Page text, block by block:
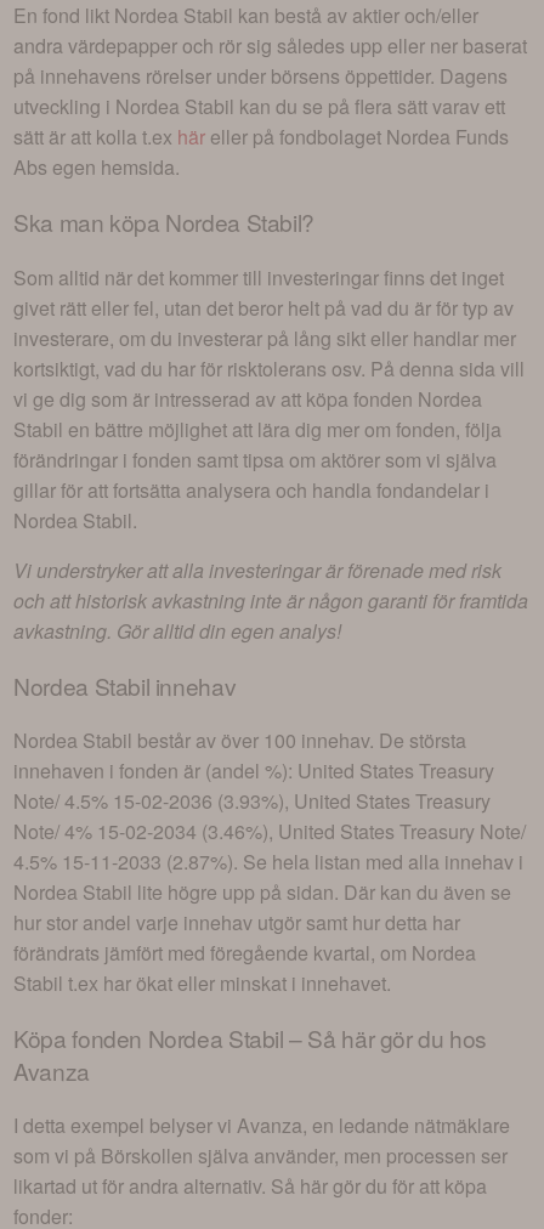
En fond likt Nordea Stabil kan bestå av aktier och/eller
andra värdepapper och rör sig således upp eller ner baserat
på innehavens rörelser under börsens öppettider. Dagens
utveckling i Nordea Stabil kan du se på flera sätt varav ett
sätt är att kolla t.ex här eller på fondbolaget Nordea Funds
Abs egen hemsida.
Ska man köpa Nordea Stabil?
Som alltid när det kommer till investeringar finns det inget
givet rätt eller fel, utan det beror helt på vad du är för typ av
investerare, om du investerar på lång sikt eller handlar mer
kortsiktigt, vad du har för risktolerans osv. På denna sida vill
vi ge dig som är intresserad av att köpa fonden Nordea
Stabil en bättre möjlighet att lära dig mer om fonden, följa
förändringar i fonden samt tipsa om aktörer som vi själva
gillar för att fortsätta analysera och handla fondandelar i
Nordea Stabil.
Vi understryker att alla investeringar är förenade med risk
och att historisk avkastning inte är någon garanti för framtida
avkastning. Gör alltid din egen analys!
Nordea Stabil innehav
Nordea Stabil består av över 100 innehav. De största
innehaven i fonden är (andel %): United States Treasury
Note/ 4.5% 15-02-2036 (3.93%), United States Treasury
Note/ 4% 15-02-2034 (3.46%), United States Treasury Note/
4.5% 15-11-2033 (2.87%). Se hela listan med alla innehav i
Nordea Stabil lite högre upp på sidan. Där kan du även se
hur stor andel varje innehav utgör samt hur detta har
förändrats jämfört med föregående kvartal, om Nordea
Stabil t.ex har ökat eller minskat i innehavet.
Köpa fonden Nordea Stabil– Så här gör du hos
Avanza
I detta exempel belyser vi Avanza, en ledande nätmäklare
som vi på Börskollen själva använder, men processen ser
likartad ut för andra alternativ. Så här gör du för att köpa
fonder: